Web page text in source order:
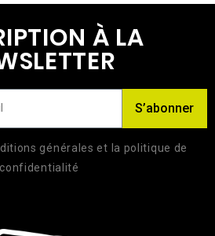
À LA
S’abonner
générales et la politique de
confidentialité